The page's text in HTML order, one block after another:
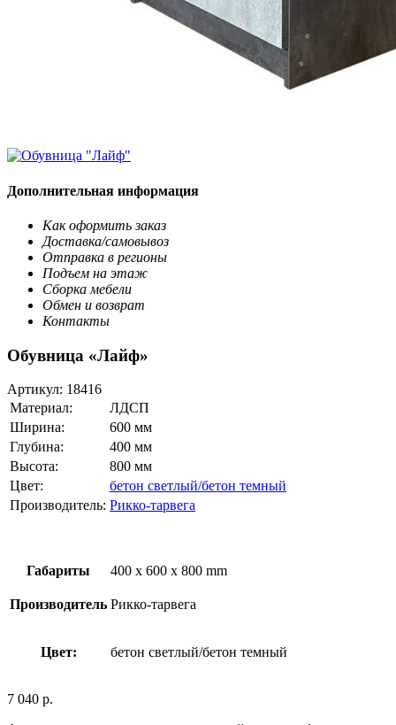
Дополнительная информация
Как оформить заказ
Доставка/самовывоз
Отправка в регионы
Подъем на этаж
Сборка мебели
Обмен и возврат
Контакты
Обувница «Лайф»
Артикул: 18416
Материал:
ЛДСП
Ширина:
600 мм
Глубина:
400 мм
Высота:
800 мм
Цвет:
бетон светлый/бетон темный
Производитель: Рикко-тарвега
Габариты 400 x 600 x 800 mm
Производитель Рикко-тарвега
Цвет: бетон светлый/бетон темный
7 040 р.